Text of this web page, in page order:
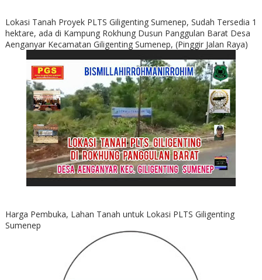
Lokasi Tanah Proyek PLTS Giligenting Sumenep, Sudah Tersedia 1
hektare, ada di Kampung Rokhung Dusun Panggulan Barat Desa
Aenganyar Kecamatan Giligenting Sumenep, (Pinggir Jalan Raya)
Harga Pembuka, Lahan Tanah untuk Lokasi PLTS Giligenting
Sumenep